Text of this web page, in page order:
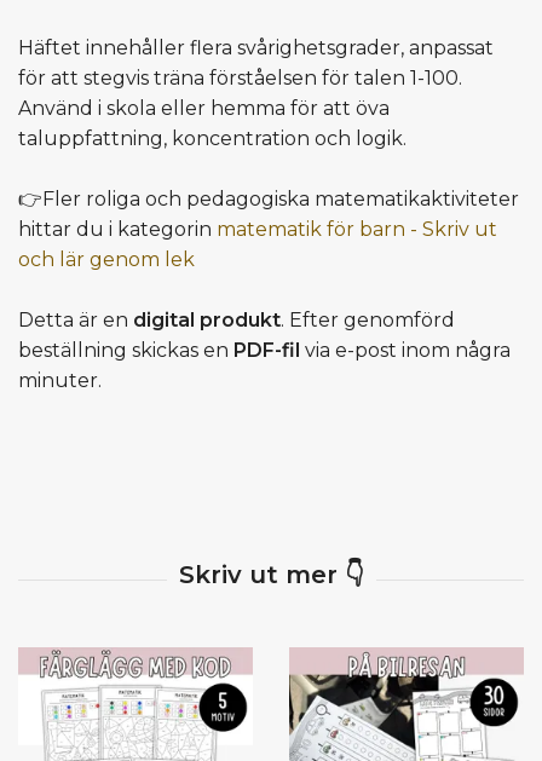
Häftet innehåller flera svårighetsgrader, anpassat
för att stegvis träna förståelsen för talen 1-100.
Använd i skola eller hemma för att öva
taluppfattning, koncentration och logik.
👉Fler roliga och pedagogiska matematikaktiviteter
hittar du i kategorin matematik för barn - Skriv ut
och lär genom lek
Detta är en digital produkt. Efter genomförd
beställning skickas en PDF-fil via e-post inom några
minuter.